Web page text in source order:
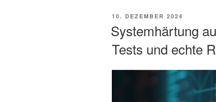
Sie
Ihre
Windows
Server
Systeme
VERÖFFENTLICHT
10. DEZEMBER 2024
Systemhärtung
Tests und echte